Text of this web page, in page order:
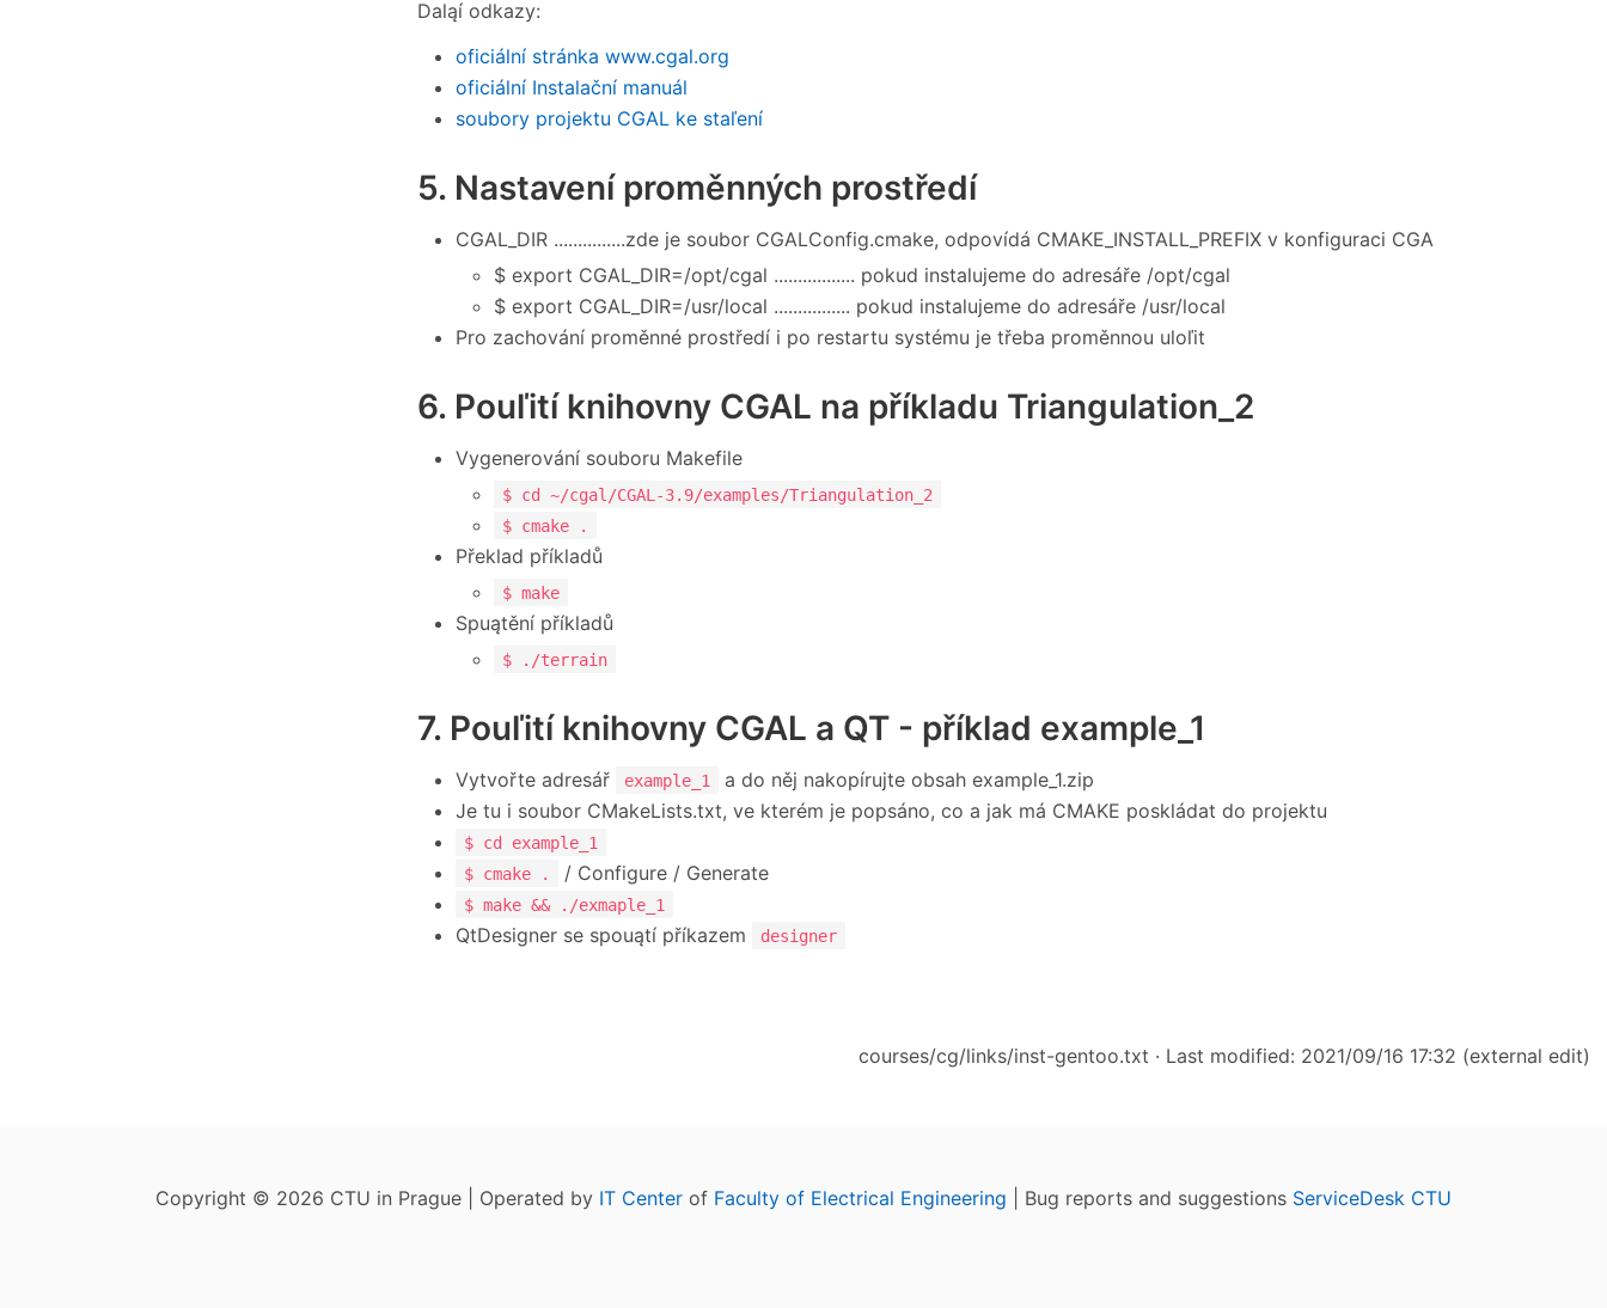
Daląí odkazy:
oficiální stránka www.cgal.org
oficiální Instalační manuál
soubory projektu CGAL ke staľení
5. Nastavení proměnných prostředí
CGAL_DIR ...............zde je soubor CGALConfig.cmake, odpovídá CMAKE_INSTALL_PREFIX v konfiguraci CGA
$ export CGAL_DIR=/opt/cgal ................. pokud instalujeme do adresáře /opt/cgal
$ export CGAL_DIR=/usr/local ................ pokud instalujeme do adresáře /usr/local
Pro zachování proměnné prostředí i po restartu systému je třeba proměnnou uloľit
6. Pouľití knihovny CGAL na příkladu Triangulation_2
Vygenerování souboru Makefile
$ cd ~/cgal/CGAL-3.9/examples/Triangulation_2
$ cmake .
Překlad příkladů
$ make
Spuątění příkladů
$ ./terrain
7. Pouľití knihovny CGAL a QT - příklad example_1
Vytvořte adresář example_1
a do něj nakopírujte obsah example_1.zip
Je tu i soubor CMakeLists.txt, ve kterém je popsáno, co a jak má CMAKE poskládat do projektu
$ cd example_1
$ cmake .
/ Configure / Generate
$ make && ./exmaple_1
QtDesigner se spouątí příkazem designer
courses/cg/links/inst-gentoo.txt · Last modified: 2021/09/16 17:32 (external edit)
Copyright © 2026 CTU in Prague | Operated by IT Center of Faculty of Electrical Engineering | Bug reports and suggestions ServiceDesk CTU